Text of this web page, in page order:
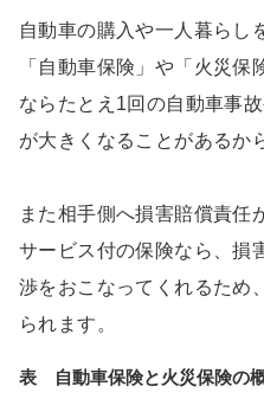
自動車の購入や一人暮らし
「自動車保険」や「火災
ならたとえ1回の自動車事
が大きくなることがあるか
また相手側へ損害賠償責任
サービス付の保険なら、損
渉をおこなってくれるため
られます。
表 自動車保険と火災保険の